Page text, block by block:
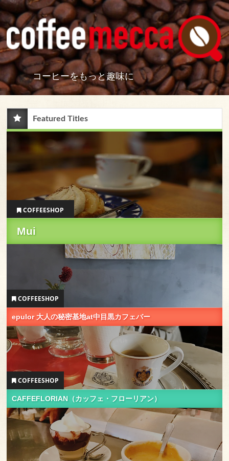
コーヒーをもっと趣味に
Featured Titles
Mui
COFFEESHOP
epulor 大人の秘密基地at中目黒カフェバー
COFFEESHOP
CAFFEFLORIAN（カッフェ・フローリアン）
COFFEESHOP